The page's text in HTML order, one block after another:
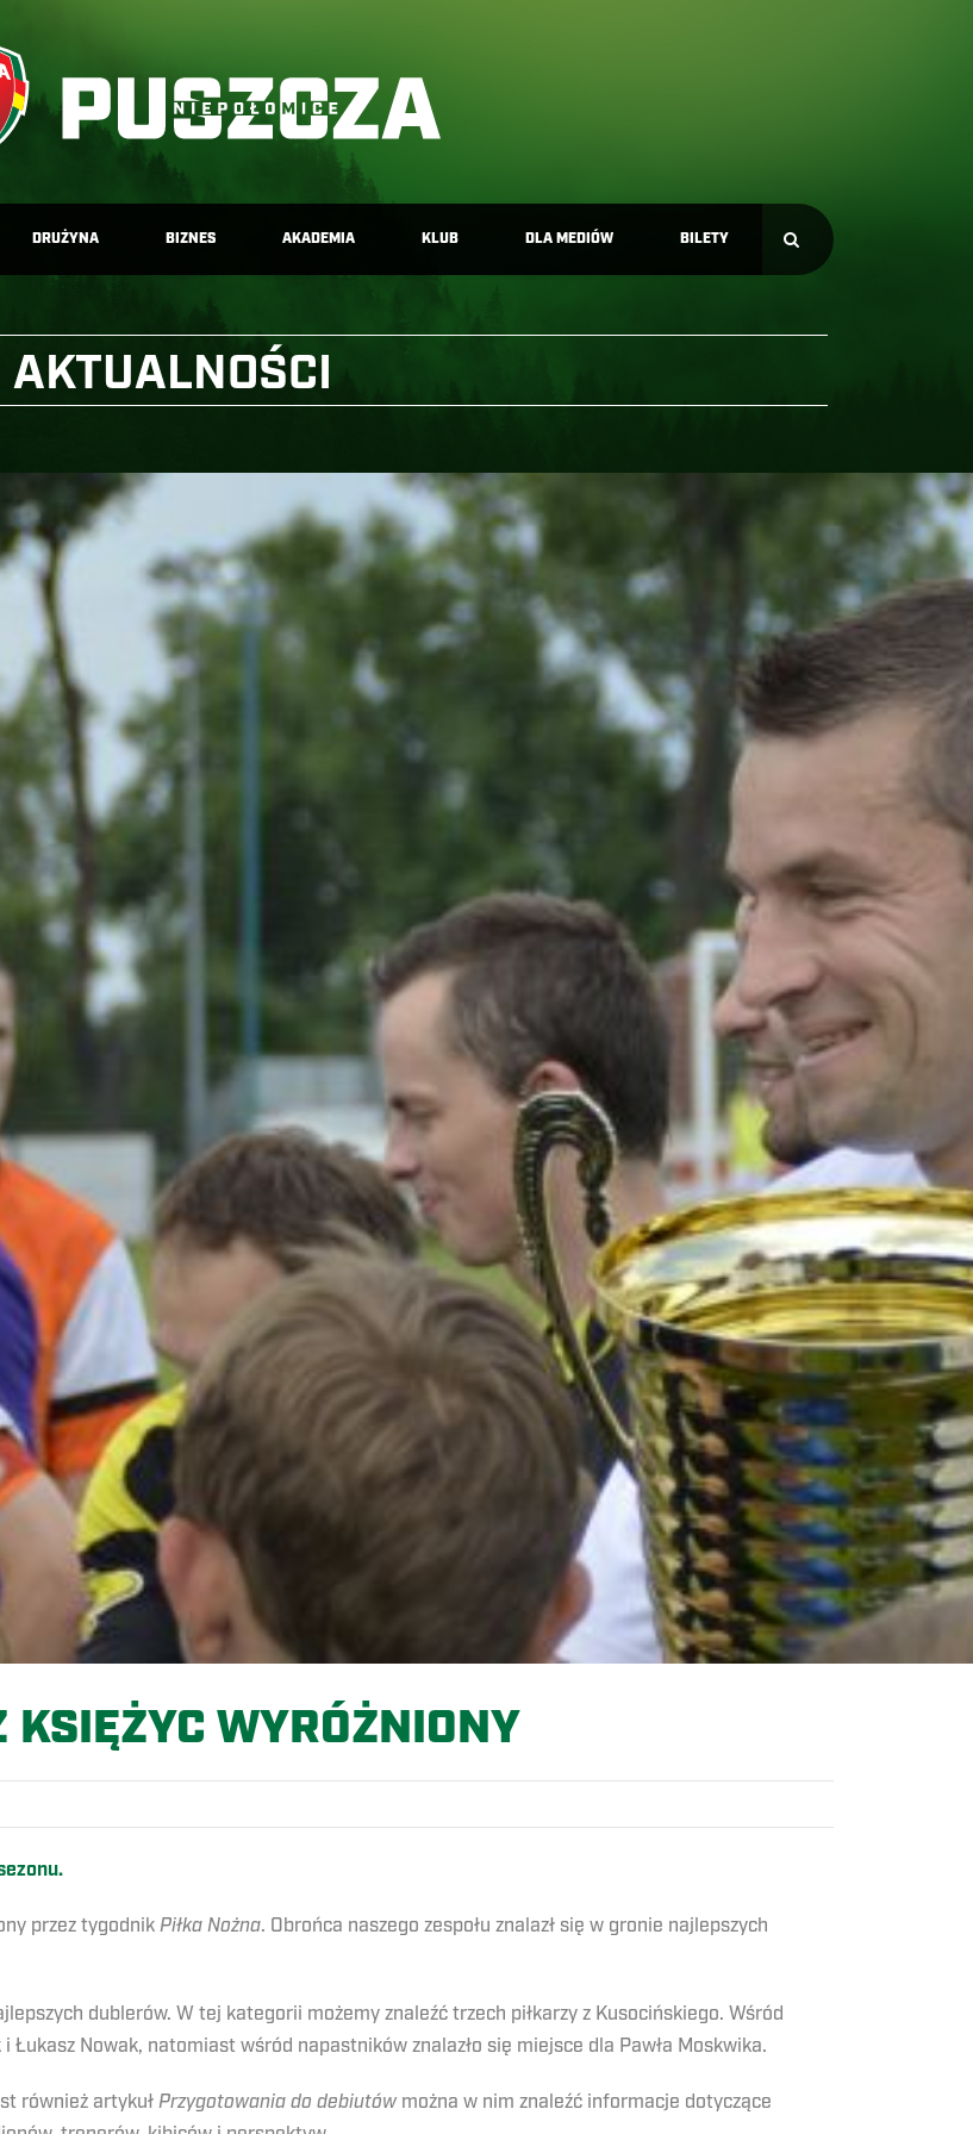
DRUŻYNA BIZNES AKADEMIA KLUB DLA MEDIÓW BILETY
AKTUALNOŚCI
KSIĘŻYC WYRÓŻNIONY
przez tygodnikPiłka Nożna. Obrońca naszego zespołu znalazł się w gronie najlepszych
dublerów. W tej kategorii możemy znaleźć trzech piłkarzy z Kusocińskiego. Wśród
Łukasz Nowak, natomiast wśród napastników znalazło się miejsce dla Pawła Moskwika.
również artykułPrzygotowania do debiutów można w nim znaleźć informacje dotyczące